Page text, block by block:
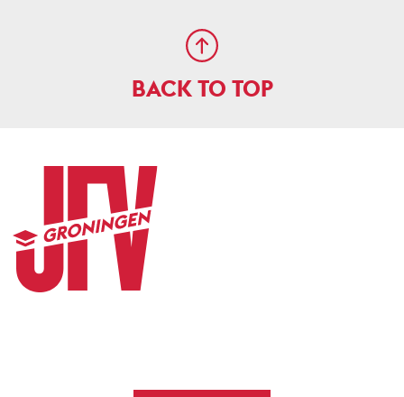
BACK TO TOP